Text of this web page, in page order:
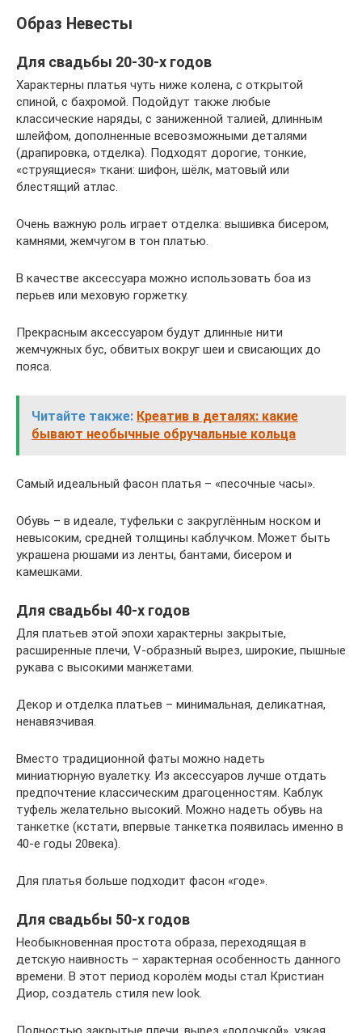
Образ Невесты
Для свадьбы 20-30-х годов
Характерны платья чуть ниже колена, с открытой
спиной, с бахромой. Подойдут также любые
классические наряды, с заниженной талией, длинным
шлейфом, дополненные всевозможными деталями
(драпировка, отделка). Подходят дорогие, тонкие,
«струящиеся» ткани: шифон, шёлк, матовый или
блестящий атлас.
Очень важную роль играет отделка: вышивка бисером,
камнями, жемчугом в тон платью.
В качестве аксессуара можно использовать боа из
перьев или меховую горжетку.
Прекрасным аксессуаром будут длинные нити
жемчужных бус, обвитых вокруг шеи и свисающих до
пояса.
Читайте также: Креатив в деталях: какие
бывают необычные обручальные кольца
Самый идеальный фасон платья – «песочные часы».
Обувь – в идеале, туфельки с закруглённым носком и
невысоким, средней толщины каблучком. Может быть
украшена рюшами из ленты, бантами, бисером и
камешками.
Для свадьбы 40-х годов
Для платьев этой эпохи характерны закрытые,
расширенные плечи, V-образный вырез, широкие, пышные
рукава с высокими манжетами.
Декор и отделка платьев – минимальная, деликатная,
ненавязчивая.
Вместо традиционной фаты можно надеть
миниатюрную вуалетку. Из аксессуаров лучше отдать
предпочтение классическим драгоценностям. Каблук
туфель желательно высокий. Можно надеть обувь на
танкетке (кстати, впервые танкетка появилась именно в
40-е годы 20века).
Для платья больше подходит фасон «годе».
Для свадьбы 50-х годов
Необыкновенная простота образа, переходящая в
детскую наивность – характерная особенность данного
времени. В этот период королём моды стал Кристиан
Диор, создатель стиля new look.